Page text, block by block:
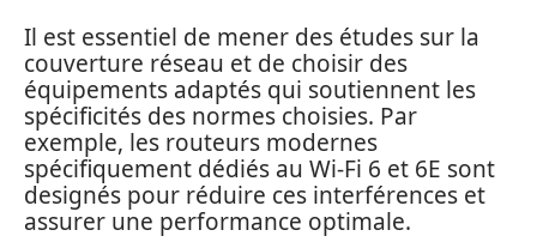
Il est essentiel de mener des études sur la
couverture réseau et de choisir des
équipements adaptés qui soutiennent les
spécificités des normes choisies. Par
exemple, les routeurs modernes
spécifiquement dédiés au Wi-Fi 6 et 6E sont
designés pour réduire ces interférences et
assurer une performance optimale.